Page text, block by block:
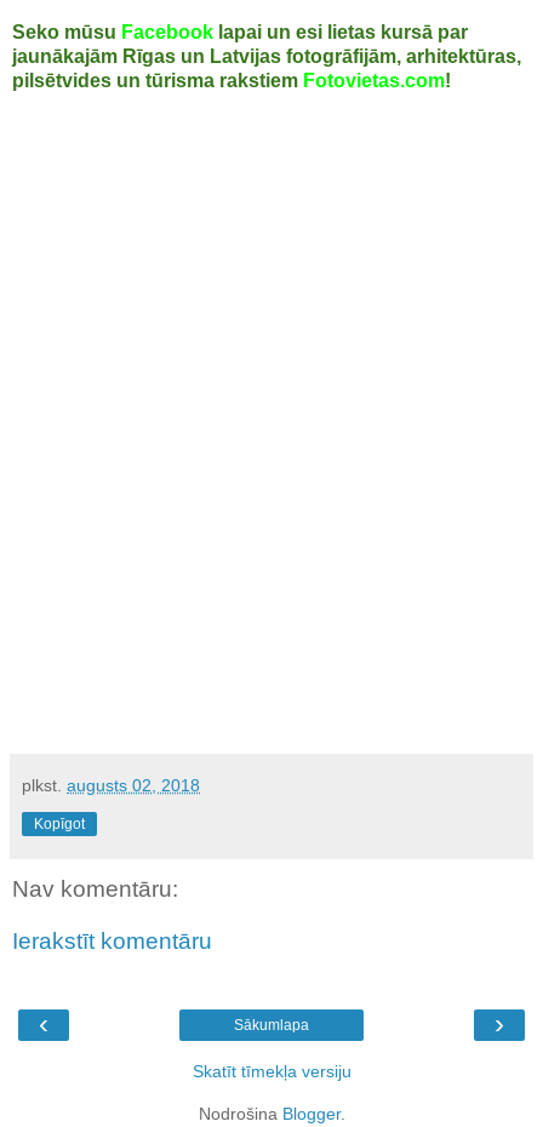
Seko mūsu Facebook lapai un esi lietas kursā par
jaunākajām Rīgas un Latvijas fotogrāfijām, arhitektūras,
pilsētvides un tūrisma rakstiem Fotovietas.com!
plkst. augusts 02, 2018
Kopīgot
Nav komentāru:
Ierakstīt komentāru
‹ ›
Sākumlapa
Skatīt tīmekļa versiju
Nodrošina Blogger.